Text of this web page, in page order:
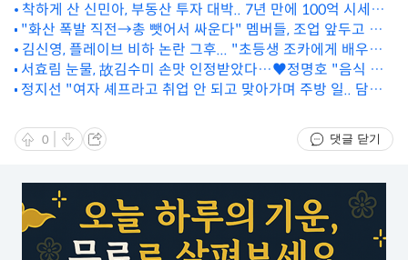
착하게 산 신민아, 부동산 투자 대박.. 7년 만에 100억 시세차
익
"화산 폭발 직전→총 뺏어서 싸운다" 멤버들, 조업 앞두고 불
안감 폭발 ('1박2일')
김신영, 플레이브 비하 논란 그후... "초등생 조카에게 배우는
중"
서효림 눈물, 故김수미 손맛 인정받았다…♥정명호 "음식 잘
하니 더 예뻐" (알토란) [종합]
정지선 "여자 셰프라고 취업 안 되고 맞아가며 주방 일.. 담배
0 댓글 닫기